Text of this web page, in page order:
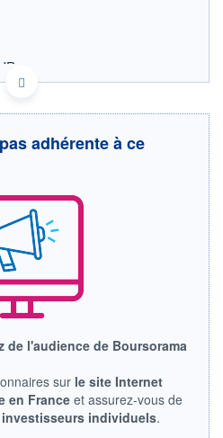
09h44
CLÔTURE VEILLE
+ BAS
CAPITAL ÉCHANGÉ
0,00%
adhérente à ce
de l'audience de Boursorama
sur le site Internet
en France et assurez-vous de
individuels.